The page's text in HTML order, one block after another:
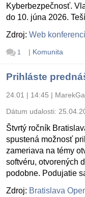
Kyberbezpečnosť.
do 10. júna 2026.
Zdroj: Web
1 | Komunita
Prihláste
24.01 | 14:45 |
Dátum udalosti:
Štvrtý ročník
spustená možnosť
zameriava na témy
softvéru, otvorených
podobne. Podujatie
Zdroj: Bratislava